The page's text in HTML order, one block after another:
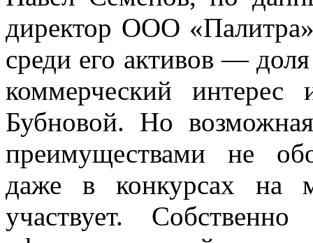
директор ООО
среди его активов —
коммерческий
Бубновой. Но
преимуществами не
даже в конкурсах на
участвует.